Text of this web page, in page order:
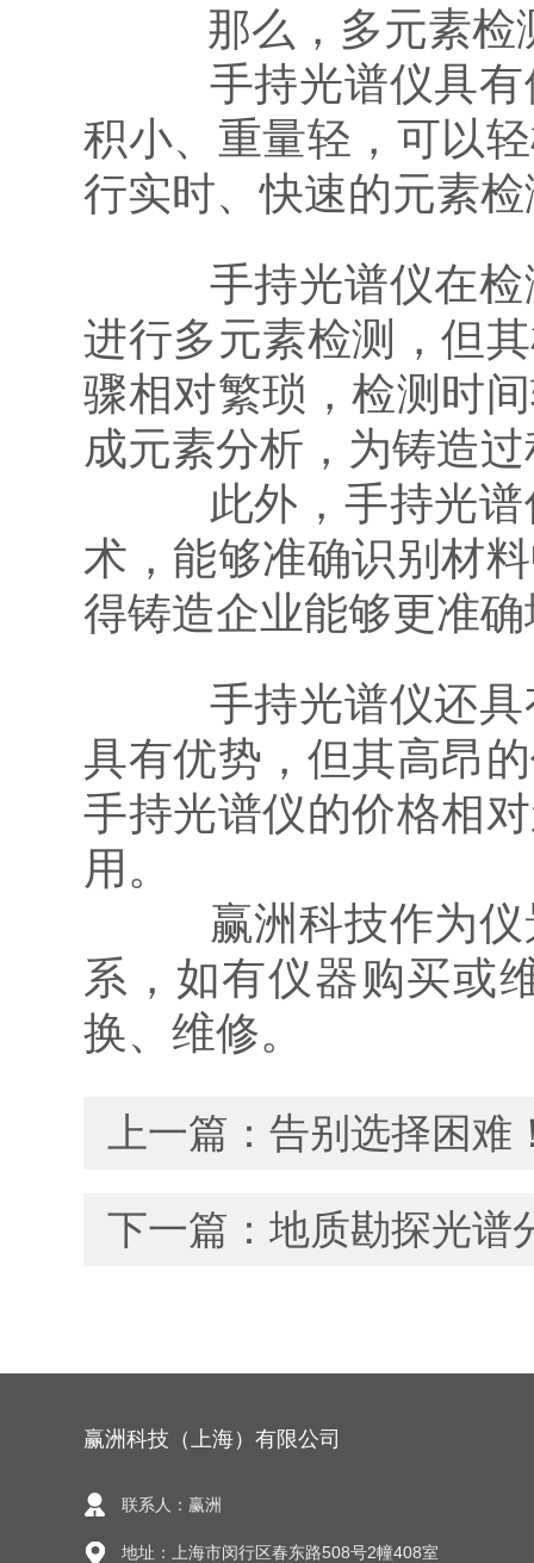
那么，多元素检
手持光谱仪具有
积小、重量轻，可以
行实时、快速的元素
手持光谱仪在检
进行多元素检测，但
骤相对繁琐，检测时
成元素分析，为铸造
此外，手持光谱
术，能够准确识别材
得铸造企业能够更准
手持光谱仪还具
具有优势，但其高昂
手持光谱仪的价格相
用。
赢洲科技作为仪
系，如有仪器购买或
换、维修。
上一篇： 告别选择困难
下一篇： 地质勘探光谱
赢洲科技（上海）有限公司
联系人：赢洲
地址：上海市闵行区春东路508号2幢408室